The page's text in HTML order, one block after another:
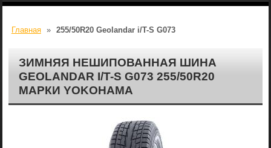
Главная » 255/50R20 Geolandar i/T-S G073
ЗИМНЯЯ НЕШИПОВАННАЯ ШИНА
GEOLANDAR I/T-S G073 255/50R20
МАРКИ YOKOHAMA